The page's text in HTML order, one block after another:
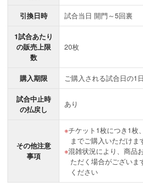
引換日時 試合当日 開門～5回裏
1試合あたり
の販売上限
数
20枚
購入期限 ご購入される試合日の1
試合中止時
の払戻し
あり
その他注意
事項
チケット1枚につき1枚
までご購入いただけま
混雑状況により、商品
ただく場合がございま
ください